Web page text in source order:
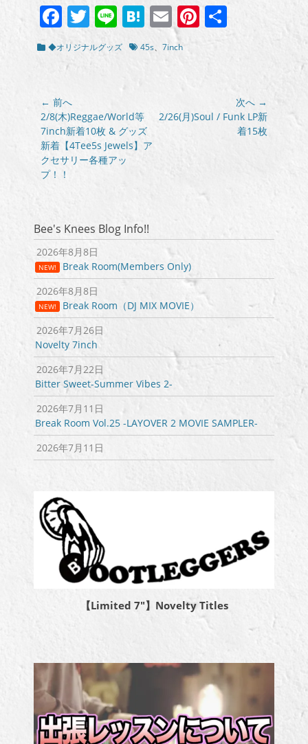
Facebook
Twitter
LineHatena
EmailPinterest
カ ◆オリジナルグッズ タ 45s、 7inch
投
稿
ナ
ビ
ゲ
ー
ン
← 前へ
前
の
投
稿:
2/8(木)Reggae/World等
7inch新着10枚 & グッズ
新着【4Tee5s Jewels】ア
クセサリー各種アッ
プ！！
次へ →
次
2/26(月)Soul / Funk LP新
着15枚
Bee's Knees Blog Info!!
2026年8月8日
NEW!
Break Room(Members Only)
2026年8月8日
NEW!
Break Room（DJ MIX MOVIE）
2026年7月26日
Novelty 7inch
2026年7月22日
Bitter Sweet-Summer Vibes 2-
2026年7月11日
Break Room Vol.25 -LAYOVER 2 MOVIE SAMPLER-
2026年7月11日
【Limited 7″】Novelty Titles